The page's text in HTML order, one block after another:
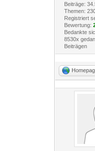
Beiträge:
Themen:
Registriert
Bewertung:
Bedankte
8530x
Beiträgen